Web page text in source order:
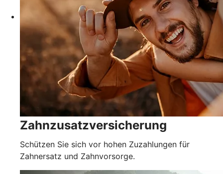
Zahnzusatzversicherung
Schützen Sie sich vor hohen Zuzahlungen für
Zahnersatz und Zahnvorsorge.